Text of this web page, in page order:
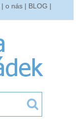
| o nás | BLOG |